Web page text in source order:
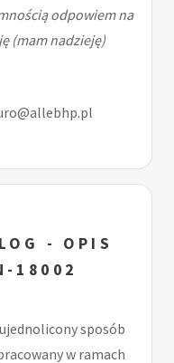
odpowiem na
(mam nadzieję)
- OPIS
18002
sposób
w ramach